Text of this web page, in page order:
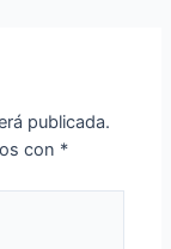
publicada.
con *